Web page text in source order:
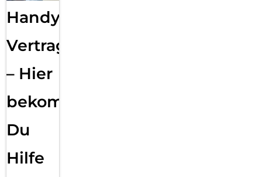
Handy
Vertragsabwicklung
– Hier
bekommst
Du
Hilfe